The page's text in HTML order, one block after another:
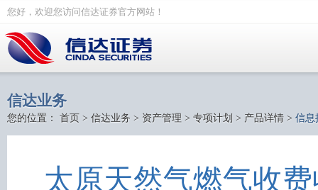
您好，欢迎您访问信达证券官方网站！
信达业务
您的位置： 首页 > 信达业务 > 资产管理 > 专项计划 > 产品详情 > 信息
太原天然气燃气收